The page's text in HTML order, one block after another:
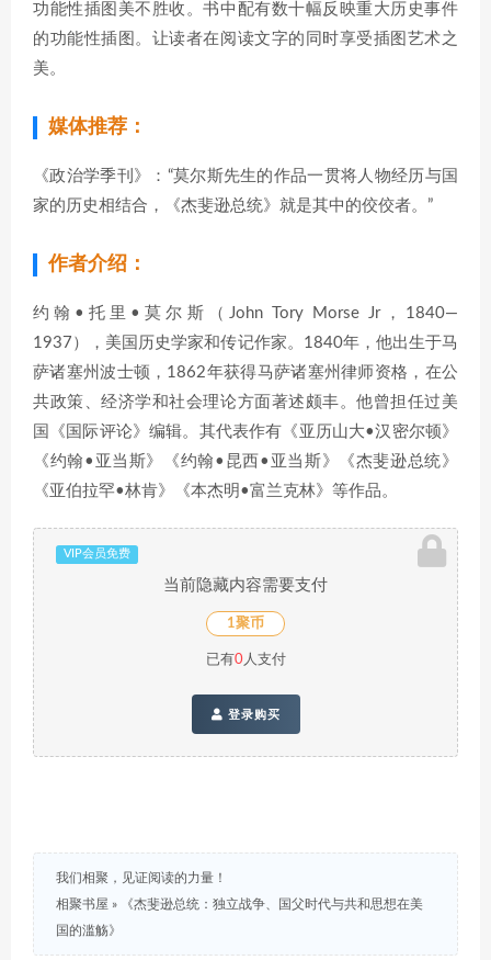
功能性插图美不胜收。书中配有数十幅反映重大历史事件
的功能性插图。让读者在阅读文字的同时享受插图艺术之
美。
媒体推荐：
《政治学季刊》：“莫尔斯先生的作品一贯将人物经历与国
家的历史相结合，《杰斐逊总统》就是其中的佼佼者。”
作者介绍：
约翰•托里•莫尔斯（John Tory Morse Jr，1840—
1937），美国历史学家和传记作家。1840年，他出生于马
萨诸塞州波士顿，1862年获得马萨诸塞州律师资格，在公
共政策、经济学和社会理论方面著述颇丰。他曾担任过美
国《国际评论》编辑。其代表作有《亚历山大•汉密尔顿》
《约翰•亚当斯》《约翰•昆西•亚当斯》《杰斐逊总统》
《亚伯拉罕•林肯》《本杰明•富兰克林》等作品。
VIP会员免费
当前隐藏内容需要支付
1聚币
已有0人支付
登录购买
我们相聚，见证阅读的力量！
相聚书屋 »
《杰斐逊总统：独立战争、国父时代与共和思想在美
国的滥觞》